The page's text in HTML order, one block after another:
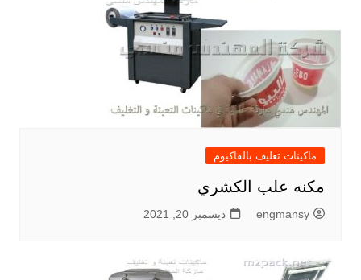
ماكينات تغليف بالفاكيوم
مكنه علب الكشري
engmansy ديسمبر 20, 2021